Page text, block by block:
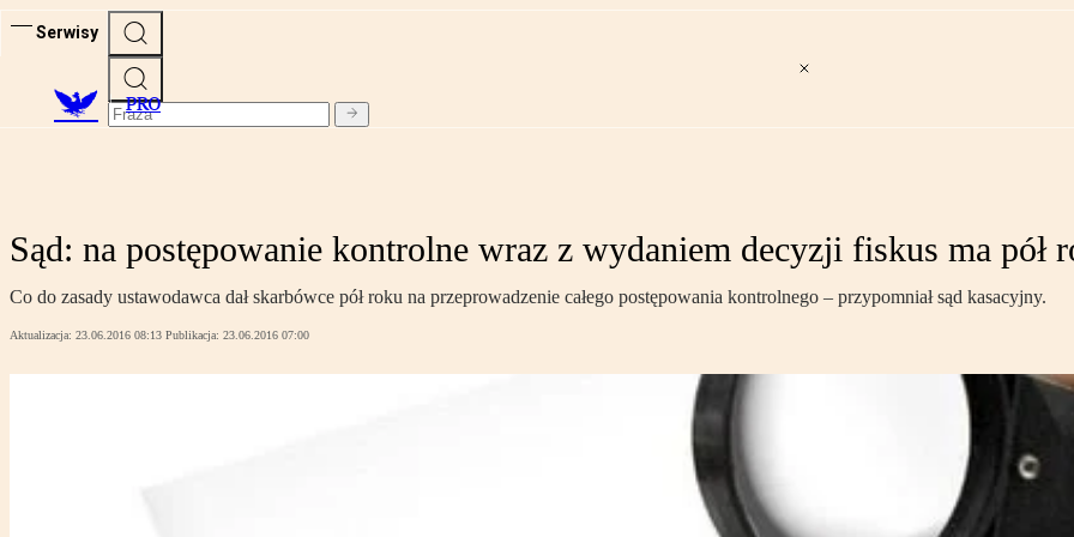
Serwisy
PRO
Sąd: na postępowanie kontrolne wraz z wydaniem decyzji fiskus ma pół
Co do zasady ustawodawca dał skarbówce pół roku na przeprowadzenie całego postępowania kontrolnego – przypomniał sąd kasacyjny.
Aktualizacja: 23.06.2016 08:13 Publikacja: 23.06.2016 07:00